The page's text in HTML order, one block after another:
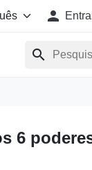

search
6